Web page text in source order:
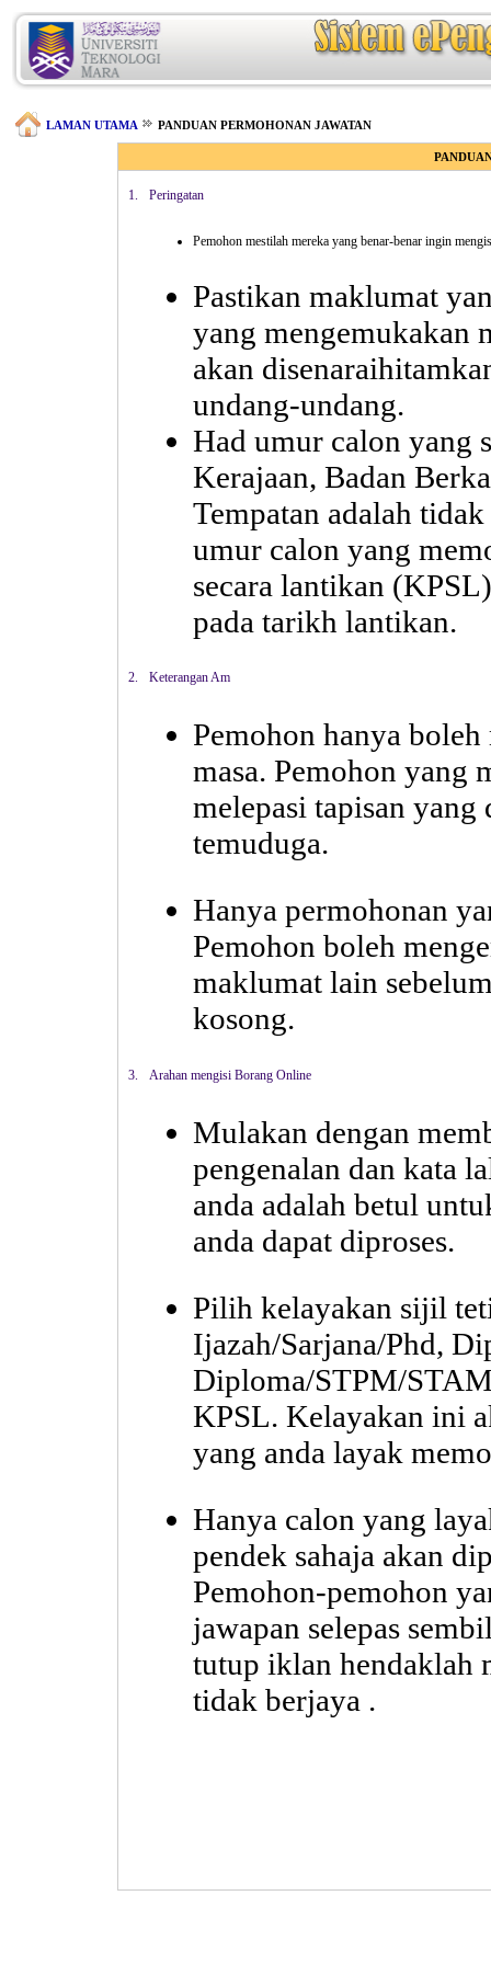
LAMAN UTAMA PANDUAN PERMOHONAN JAWATAN
1. Peringatan
Pemohon mestilah mereka yang benar-benar ingin
Pastikan maklumat
yang mengemukakan
akan
undang-undang.
Had umur calon yang
Kerajaan, Badan
Tempatan adalah
umur calon yang
secara lantikan
pada tarikh lantikan.
2. Keterangan Am
Pemohon hanya
masa. Pemohon yang
melepasi tapisan
temuduga.
Hanya permohonan
Pemohon boleh
maklumat lain
kosong.
3. Arahan mengisi Borang Online
Mulakan dengan
pengenalan dan kata
anda adalah betul
anda dapat diproses.
Pilih kelayakan sijil
Ijazah/Sarjana/Phd,
Diploma/STPM/
KPSL. Kelayakan ini
yang anda layak
Hanya calon yang
pendek sahaja akan
Pemohon-pemohon
jawapan selepas
tutup iklan hendaklah
tidak berjaya .